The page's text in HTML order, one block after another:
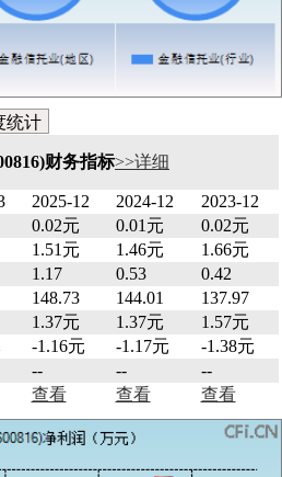
统计
财务指标>>详细
2025-12 2024-12
2023-12
0.02元 0.01元
0.02元
1.51元 1.46元
1.66元
1.17 0.53
0.42
148.73 144.01
137.97
1.37元 1.37元
1.57元
-1.16元 -1.17元
-1.38元
-- --
--
查看 查看 查看